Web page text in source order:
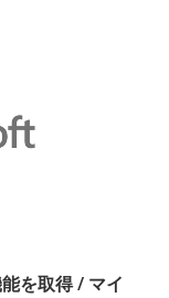
を取得 / マイ